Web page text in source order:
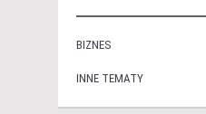
BIZNES
INNE TEMATY